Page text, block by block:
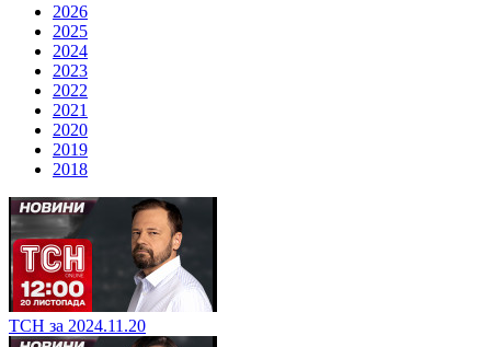
2026
2025
2024
2023
2022
2021
2020
2019
2018
ТСН за 2024.11.20